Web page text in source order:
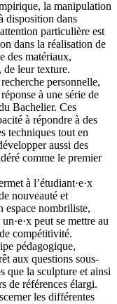
la manipulation
disposition dans
particulière est
dans la réalisation de
des matériaux,
de leur texture.
personnelle,
à une série de
Bachelier. Ces
à répondre à des
techniques tout en
aussi des
comme le premier
à l’étudiant·e·x
nouveauté et
espace nombriliste,
peut se mettre au
compétitivité.
pédagogique,
aux questions sous-
que la sculpture et ainsi
de références élargi.
les différentes